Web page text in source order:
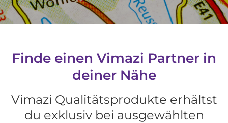
Finde einen Vimazi Partner in
deiner Nähe
Vimazi Qualitätsprodukte erhältst
du exklusiv bei ausgewählten